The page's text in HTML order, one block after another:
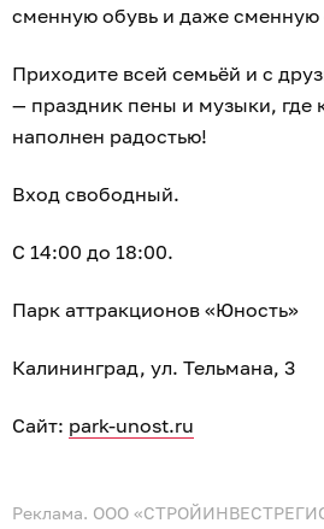
сменную обувь и даже
Приходите всей семьёй и с
— праздник пены и музыки, где
наполнен радостью!
Вход свободный.
С 14:00 до 18:00.
Парк аттракционов «Юность»
Калининград, ул. Тельмана, 3
Сайт: park-unost.ru
Реклама. ООО